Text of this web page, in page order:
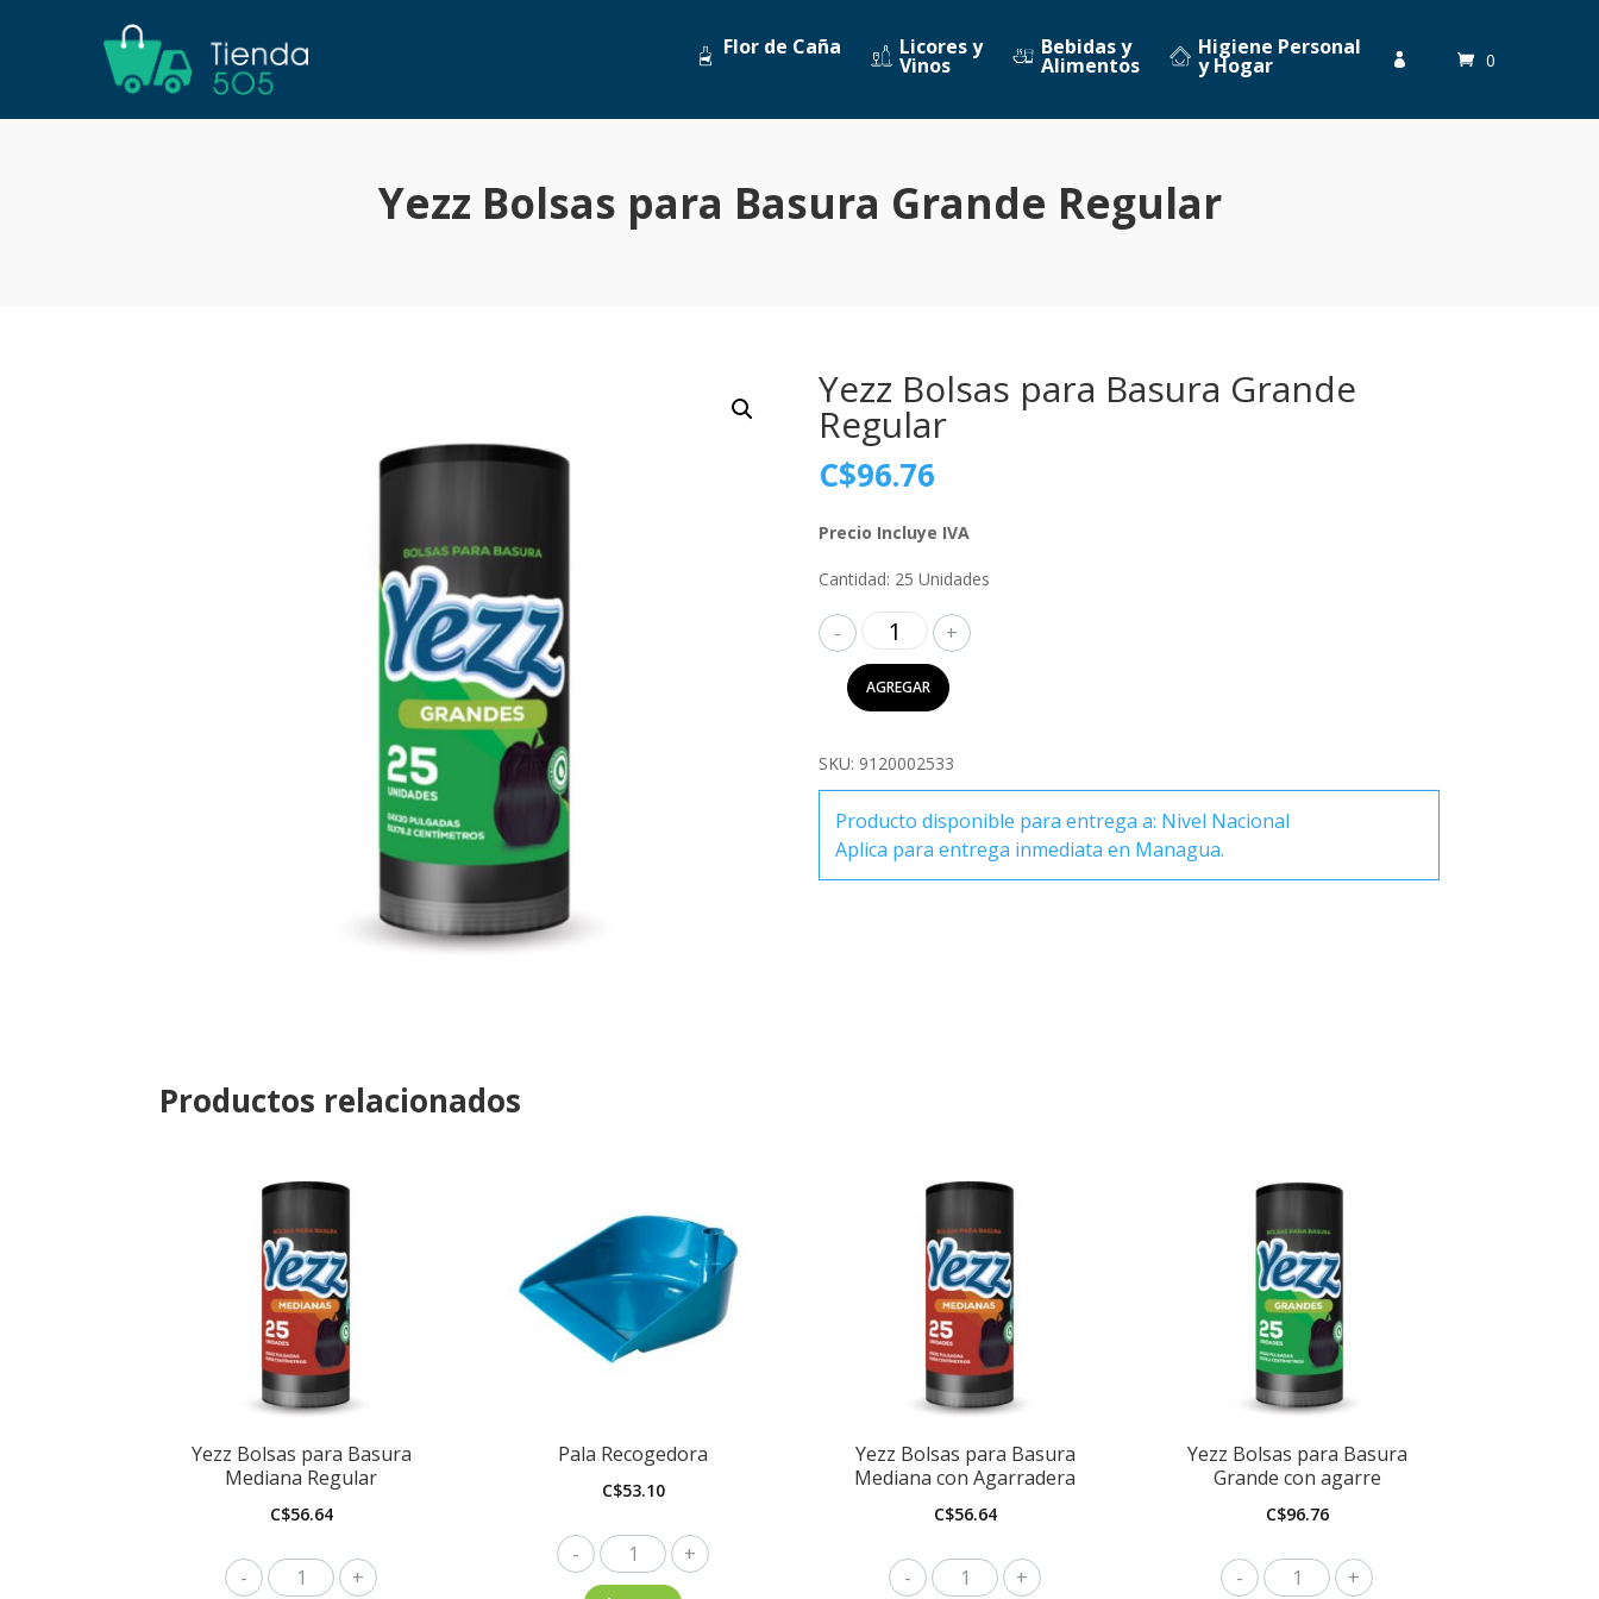
Flor de Caña Licores y
Vinos
Bebidas y
Alimentos
Higiene Personal
y Hogar  0
Yezz Bolsas para Basura Grande Regular
Yezz Bolsas para Basura Grande
Regular
C$96.76
Precio Incluye IVA
Cantidad: 25 Unidades
Yezz
Bolsas
para
Basura
Regular
cantidad
AGREGAR
SKU: 9120002533
Producto disponible para entrega a: Nivel Nacional
Aplica para entrega inmediata en Managua.
Productos relacionados
Yezz Bolsas para Basura
Mediana Regular
C$56.64
Yezz
Pala Recogedora
C$53.10
Pala
Recogedora
Yezz Bolsas para Basura
Mediana con Agarradera
C$56.64
Yezz
Yezz Bolsas para Basura
Grande con agarre
C$96.76
Yezz